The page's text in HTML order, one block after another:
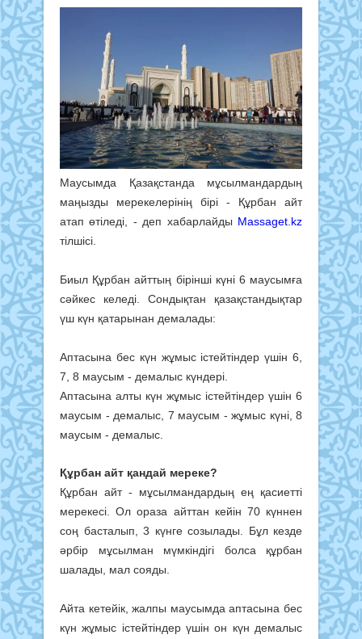
Маусымда Қазақстанда мұсылмандардың
маңызды мерекелерінің бірі - Құрбан айт
атап өтіледі, - деп хабарлайды Massaget.kz
тілшісі.
Биыл Құрбан айттың бірінші күні 6 маусымға
сәйкес келеді. Сондықтан қазақстандықтар
үш күн қатарынан демалады:
Аптасына бес күн жұмыс істейтіндер үшін 6,
7, 8 маусым - демалыс күндері.
Аптасына алты күн жұмыс істейтіндер үшін 6
маусым - демалыс, 7 маусым - жұмыс күні, 8
маусым - демалыс.
Құрбан айт қандай мереке?
Құрбан айт - мұсылмандардың ең қасиетті
мерекесі. Ол ораза айттан кейін 70 күннен
соң басталып, 3 күнге созылады. Бұл кезде
әрбір мұсылман мүмкіндігі болса құрбан
шалады, мал сояды.
Айта кетейік, жалпы маусымда аптасына бес
күн жұмыс істейтіндер үшін он күн демалыс